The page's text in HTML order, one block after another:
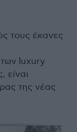
τους έκανες
luxury
είναι
της νέας